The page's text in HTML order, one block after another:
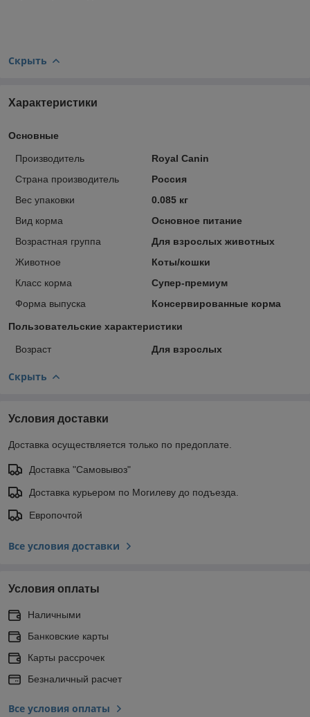
Скрыть
Характеристики
Основные
Производитель
Royal Canin
Страна производитель
Россия
Вес упаковки
0.085 кг
Вид корма
Основное питание
Возрастная группа
Для взрослых животных
Животное
Коты/кошки
Класс корма
Супер-премиум
Форма выпуска
Консервированные корма
Пользовательские характеристики
Возраст Для взрослых
Скрыть
Условия доставки
Доставка осуществляется только по предоплате.
Доставка "Самовывоз"
Доставка курьером по Могилеву до подъезда.
Европочтой
Все условия доставки
Условия оплаты
Наличными
Банковские карты
Карты рассрочек
Безналичный расчет
Все условия оплаты